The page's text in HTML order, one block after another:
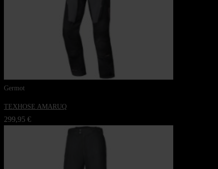
Germot
TEXHOSE AMARUQ
299,95 €